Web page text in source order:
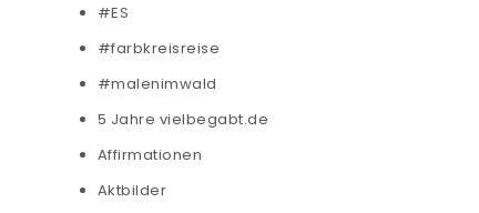
#ES
#farbkreisreise
#malenimwald
5 Jahre vielbegabt.de
Affirmationen
Aktbilder